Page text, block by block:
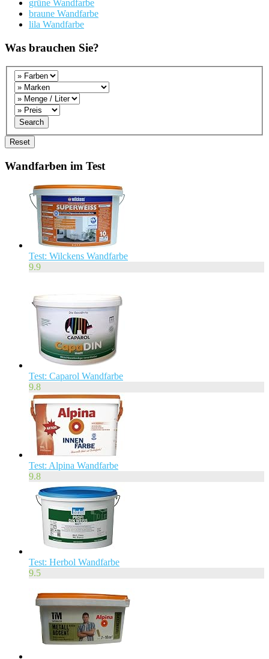
grüne Wandfarbe
braune Wandfarbe
lila Wandfarbe
Was brauchen Sie?
Wandfarben im Test
Test: Wilckens Wandfarbe
9.9
Test: Caparol Wandfarbe
9.8
Test: Alpina Wandfarbe
9.8
Test: Herbol Wandfarbe
9.5